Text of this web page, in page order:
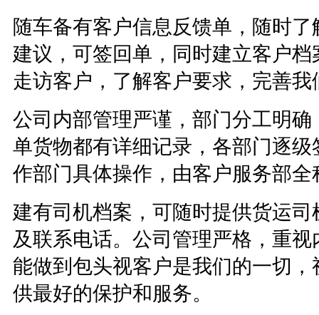
随车备有客户信息反馈单，随时
建议，可签回单，同时建立客户
走访客户，了解客户要求，完善
公司内部管理严谨，部门分工明
单货物都有详细记录，各部门逐
作部门具体操作，由客户服务部全
建有司机档案，可随时提供货运
及联系电话。公司管理严格，重
能做到包头视客户是我们的一切
供最好的保护和服务。